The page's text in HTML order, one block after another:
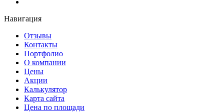
Навигация
Отзывы
Контакты
Портфолио
О компании
Цены
Акции
Калькулятор
Карта сайта
Цена по площади